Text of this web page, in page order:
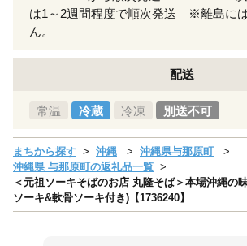
は1～2週間程度で順次発送 ※離島に
ん。
配送
常温 冷蔵 冷凍 別送不可
まちから探す 沖縄
沖縄県与那原町
沖縄県 与那原町の返礼品一覧
＜元祖ソーキそばのお店 丸隆そば＞本場沖縄の
ソーキ&軟骨ソーキ付き)【1736240】